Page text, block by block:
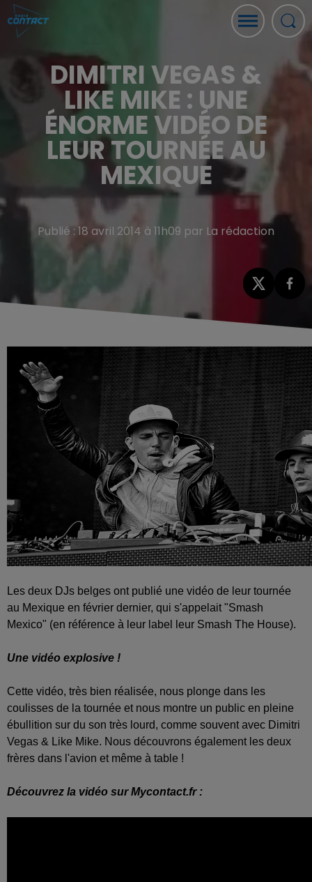
DIMITRI VEGAS &
LIKE MIKE : UNE
ÉNORME VIDÉO DE
LEUR TOURNÉE AU
MEXIQUE
Publié : 18 avril 2014 à 11h09 par La rédaction
Les deux DJs belges ont publié une vidéo de leur tournée
au Mexique en février dernier, qui s'appelait "Smash
Mexico" (en référence à leur label
leur Smash The House).
Une vidéo explosive !
Cette vidéo, très bien réalisée, nous plonge dans les
coulisses de la tournée et nous montre un public en pleine
ébullition sur du son très lourd, comme souvent avec Dimitri
Vegas & Like Mike. Nous découvrons également les deux
frères dans l'avion et même à table !
Découvrez la vidéo sur Mycontact.fr :